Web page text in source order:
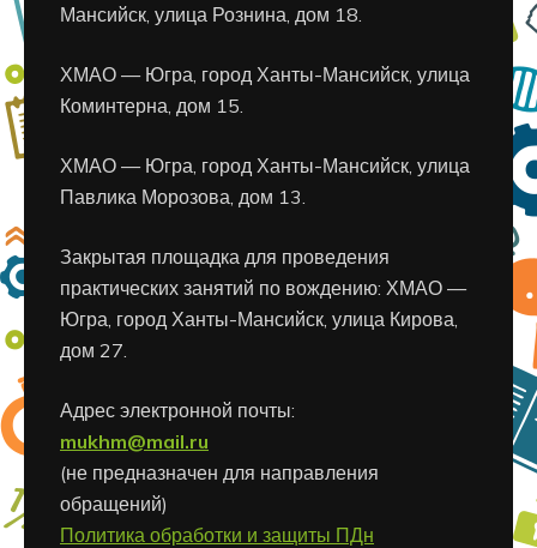
Мансийск, улица Рознина, дом 18.
ХМАО — Югра, город Ханты-Мансийск, улица
Коминтерна, дом 15.
ХМАО — Югра, город Ханты-Мансийск, улица
Павлика Морозова, дом 13.
Закрытая площадка для проведения
практических занятий по вождению: ХМАО —
Югра, город Ханты-Мансийск, улица Кирова,
дом 27.
Адрес электронной почты:
mukhm@mail.ru
(не предназначен для направления
обращений)
Политика обработки и защиты ПДн